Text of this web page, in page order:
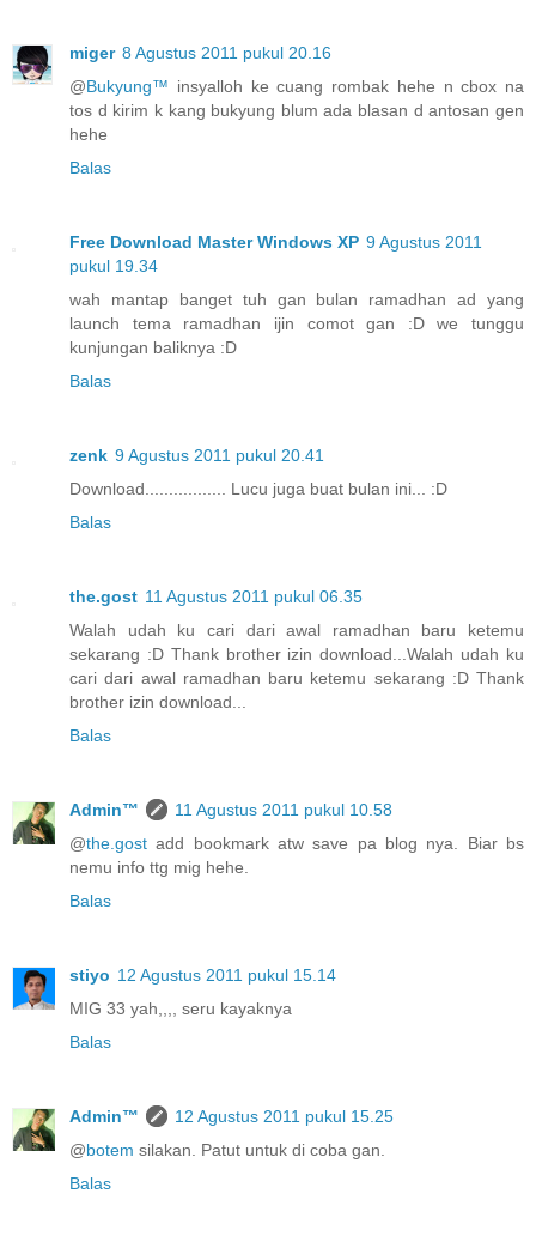
miger 8 Agustus 2011 pukul 20.16
@Bukyung™ insyalloh ke cuang rombak hehe n cbox na
tos d kirim k kang bukyung blum ada blasan d antosan gen
hehe
Balas
Free Download Master Windows XP 9 Agustus 2011
pukul 19.34
wah mantap banget tuh gan bulan ramadhan ad yang
launch tema ramadhan ijin comot gan :D we tunggu
kunjungan baliknya :D
Balas
zenk 9 Agustus 2011 pukul 20.41
Download................. Lucu juga buat bulan ini... :D
Balas
the.gost 11 Agustus 2011 pukul 06.35
Walah udah ku cari dari awal ramadhan baru ketemu
sekarang :D Thank brother izin download...Walah udah ku
cari dari awal ramadhan baru ketemu sekarang :D Thank
brother izin download...
Balas
Admin™
11 Agustus 2011 pukul 10.58
@the.gostadd bookmark atw save pa blog nya. Biar bs
nemu info ttg mig hehe.
Balas
stiyo 12 Agustus 2011 pukul 15.14
MIG 33 yah,,,, seru kayaknya
Balas
Admin™
12 Agustus 2011 pukul 15.25
@botem silakan. Patut untuk di coba gan.
Balas